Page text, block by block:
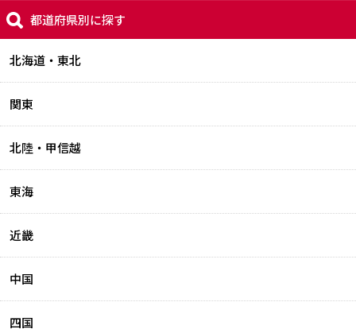
都道府県別に探す
北海道・東北
関東
北陸・甲信越
東海
近畿
中国
四国